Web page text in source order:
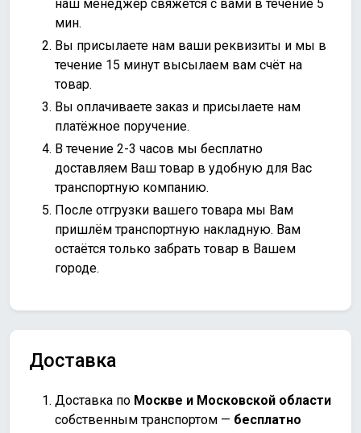
наш менеджер свяжется с вами в течение 5
мин.
Вы присылаете нам ваши реквизиты и мы в
течение 15 минут высылаем вам счёт на
товар.
Вы оплачиваете заказ и присылаете нам
платёжное поручение.
В течение 2-3 часов мы бесплатно
доставляем Ваш товар в удобную для Вас
транспортную компанию.
После отгрузки вашего товара мы Вам
пришлём транспортную накладную. Вам
остаётся только забрать товар в Вашем
городе.
Доставка
Доставка по Москве и Московской области
собственным транспортом — бесплатно